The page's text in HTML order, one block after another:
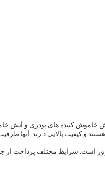
کننده های پودری و آتش